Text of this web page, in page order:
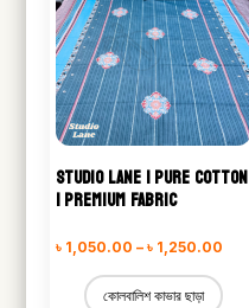
STUDIO LANE | PURE COTTON
| PREMIUM FABRIC
৳ 1,050.00 – ৳ 1,250.00
কোলবালিশ কাভার ছাড়া